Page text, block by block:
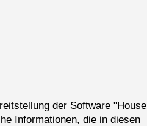
der Software "House
Informationen, die in diesen